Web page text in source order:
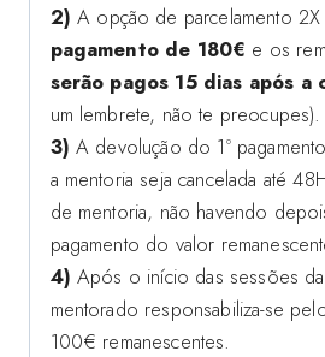
2) A opção de parcelamento 2X
pagamento de 180€ e os
serão pagos 15 dias após a
um lembrete, não te preocupes).
3) A devolução do 1º
a mentoria seja cancelada até
de mentoria, não havendo
pagamento do valor
4) Após o início das sessões
mentorado responsabiliza-se
100€ remanescentes.